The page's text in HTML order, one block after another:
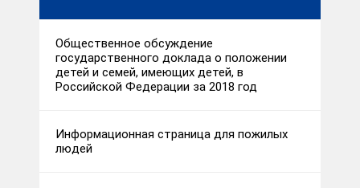
Общественное обсуждение
государственного доклада о положении
детей и семей, имеющих детей, в
Российской Федерации за 2018 год
Информационная страница для пожилых
людей